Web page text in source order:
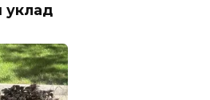
уклад